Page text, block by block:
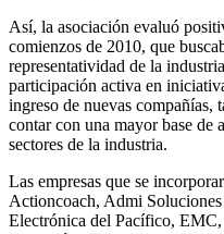
Así, la asociación evaluó
comienzos de 2010, que
representatividad de la
participación activa en
ingreso de nuevas compañías,
contar con una mayor base de
sectores de la industria.
Las empresas que se
Actioncoach, Admi
Electrónica del Pacífico,